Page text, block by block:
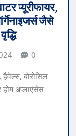
प्‍यूरीफायर,
जैसे
0
बोरोसिल
अप्लाएंसेस